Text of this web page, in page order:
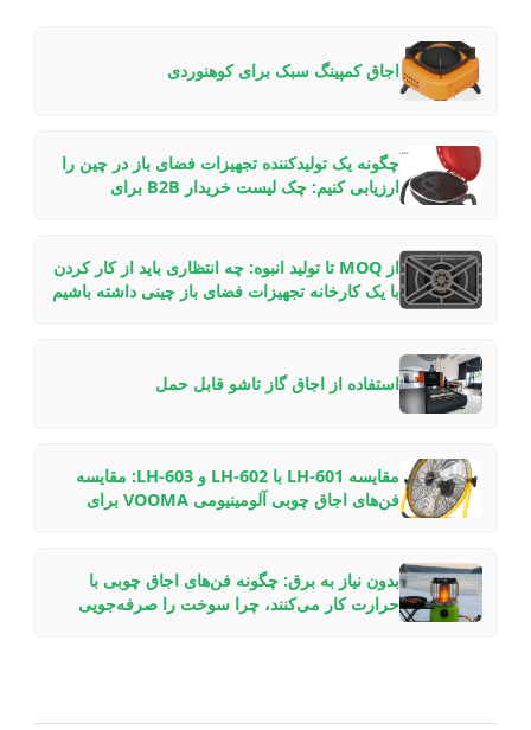
اجاق کمپینگ سبک برای کوهنوردی
چگونه یک تولیدکننده تجهیزات فضای باز در چین را
ارزیابی کنیم: چک لیست خریدار B2B برای
از MOQ تا تولید انبوه: چه انتظاری باید از کار کردن
با یک کارخانه تجهیزات فضای باز چینی داشته باشیم
استفاده از اجاق گاز تاشو قابل حمل
مقایسه LH-601 با LH-602 و LH-603: مقایسه
فن‌های اجاق چوبی آلومینیومی VOOMA برای
بدون نیاز به برق: چگونه فن‌های اجاق چوبی با
حرارت کار می‌کنند، چرا سوخت را صرفه‌جویی